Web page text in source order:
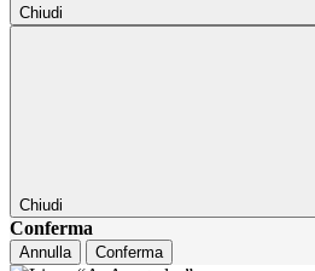
Chiudi
Chiudi
Conferma
Annulla Conferma